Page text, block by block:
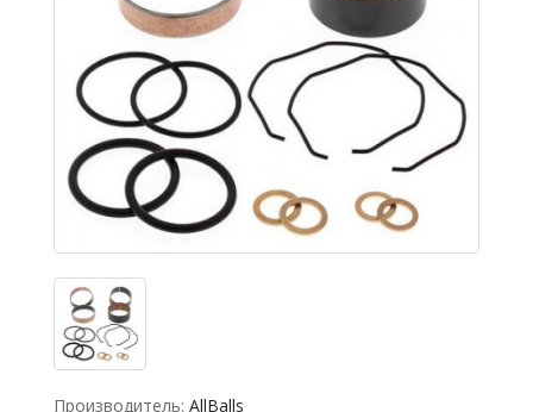
Производитель: AllBalls